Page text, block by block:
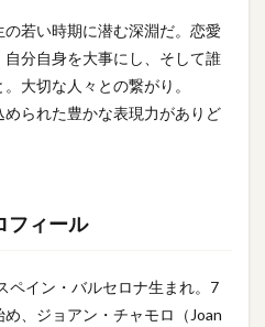
若い時期に潜む深淵だ。恋愛
分自身を大事にし、そして誰
大切な人々との繋がり。
られた豊かな表現力がありど
フィール
ペイン・バルセロナ生まれ。7
、ジョアン・チャモロ（Joan